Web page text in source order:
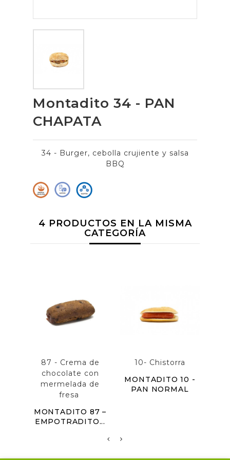
Montadito 34 - PAN
CHAPATA
34 - Burger, cebolla crujiente y salsa
BBQ
4 PRODUCTOS EN LA MISMA
CATEGORÍA
87 - Crema de
chocolate con
mermelada de
fresa
MONTADITO 87 –
EMPOTRADITO...
10- Chistorra
MONTADITO 10 -
PAN NORMAL